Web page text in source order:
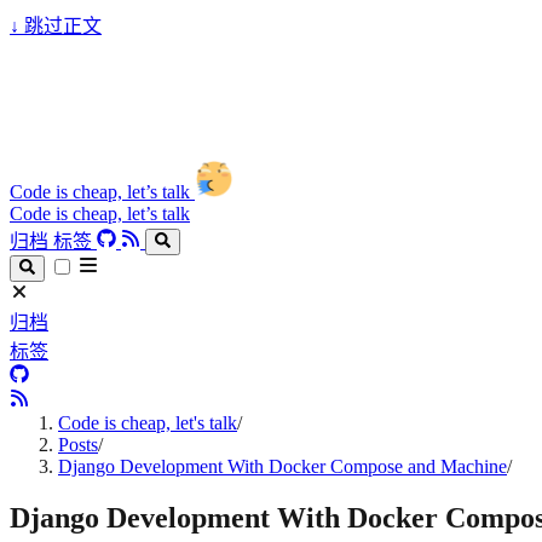
↓ 跳过正文
Code is cheap, let’s talk
Code is cheap, let’s talk
归档 标签
归档
标签
Code is cheap, let's talk/
Posts/
Django Development With Docker Compose and Machine/
Django Development With Docker